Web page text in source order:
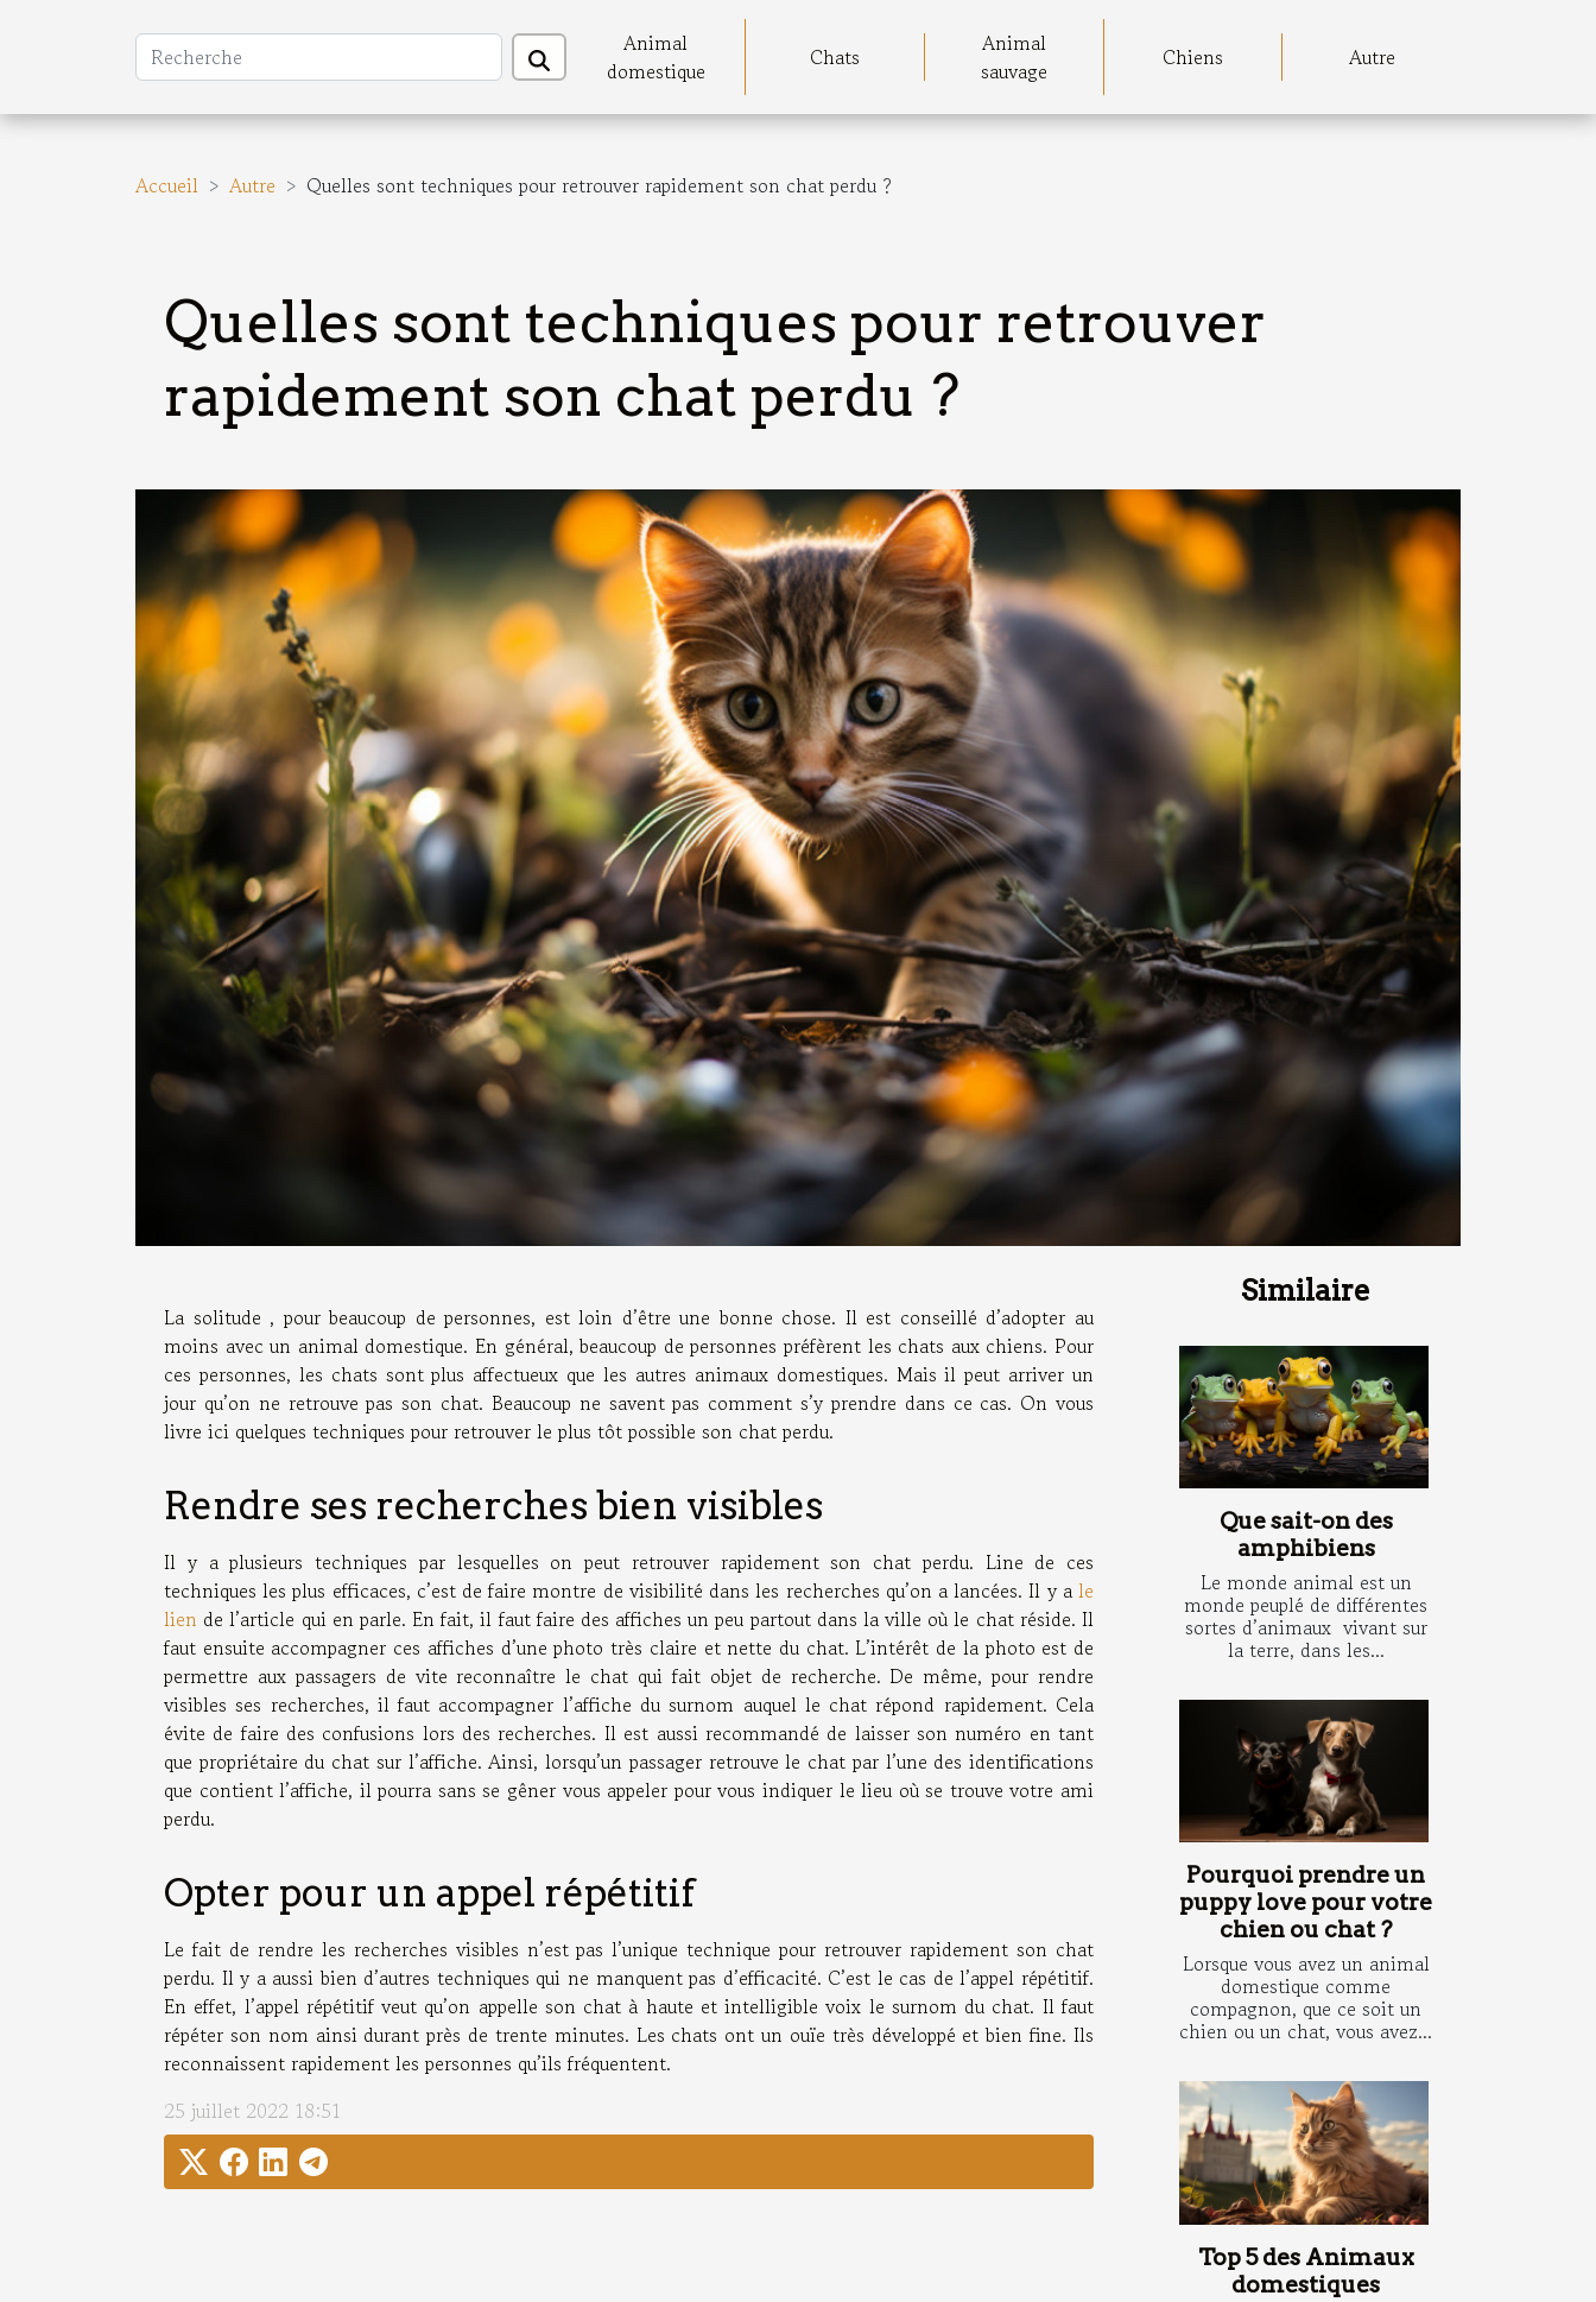
Animal
domestique
Chats
Animal
sauvage
Chiens Autre
Accueil Autre Quelles sont techniques pour retrouver rapidement son chat perdu ?
Quelles sont techniques pour retrouver
rapidement son chat perdu ?
La solitude , pour beaucoup de personnes, est loin d’être une bonne chose. Il est conseillé d’adopter au
moins avec un animal domestique. En général, beaucoup de personnes préfèrent les chats aux chiens. Pour
ces personnes, les chats sont plus affectueux que les autres animaux domestiques. Mais il peut arriver un
jour qu’on ne retrouve pas son chat. Beaucoup ne savent pas comment s’y prendre dans ce cas. On vous
livre ici quelques techniques pour retrouver le plus tôt possible son chat perdu.
Rendre ses recherches bien visibles
Il y a plusieurs techniques par lesquelles on peut retrouver rapidement son chat perdu. Line de ces
techniques les plus efficaces, c’est de faire montre de visibilité dans les recherches qu’on a lancées. Il y ale
lien de l’article qui en parle. En fait, il faut faire des affiches un peu partout dans la ville où le chat réside. Il
faut ensuite accompagner ces affiches d’une photo très claire et nette du chat. L’intérêt de la photo est de
permettre aux passagers de vite reconnaître le chat qui fait objet de recherche. De même, pour rendre
visibles ses recherches, il faut accompagner l’affiche du surnom auquel le chat répond rapidement. Cela
évite de faire des confusions lors des recherches. Il est aussi recommandé de laisser son numéro en tant
que propriétaire du chat sur l’affiche. Ainsi, lorsqu’un passager retrouve le chat par l’une des identifications
que contient l’affiche, il pourra sans se gêner vous appeler pour vous indiquer le lieu où se trouve votre ami
perdu.
Opter pour un appel répétitif
Le fait de rendre les recherches visibles n’est pas l’unique technique pour retrouver rapidement son chat
perdu. Il y a aussi bien d’autres techniques qui ne manquent pas d’efficacité. C’est le cas de l’appel répétitif.
En effet, l’appel répétitif veut qu’on appelle son chat à haute et intelligible voix le surnom du chat. Il faut
répéter son nom ainsi durant près de trente minutes. Les chats ont un ouïe très développé et bien fine. Ils
reconnaissent rapidement les personnes qu’ils fréquentent.
25 juillet 2022 18:51
Similaire
Que sait-on des
amphibiens
Le monde animal est un
monde peuplé de différentes
sortes d’animaux vivant sur
la terre, dans les...
Pourquoi prendre un
puppy love pour votre
chien ou chat ?
Lorsque vous avez un animal
domestique comme
compagnon, que ce soit un
chien ou un chat, vous avez...
Top 5 des Animaux
domestiques